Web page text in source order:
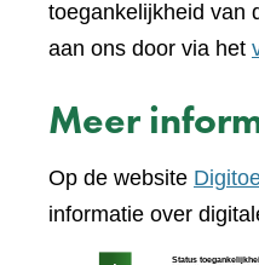
toegankelijkheid van
aan ons door via het
Meer
Op de website
informatie over